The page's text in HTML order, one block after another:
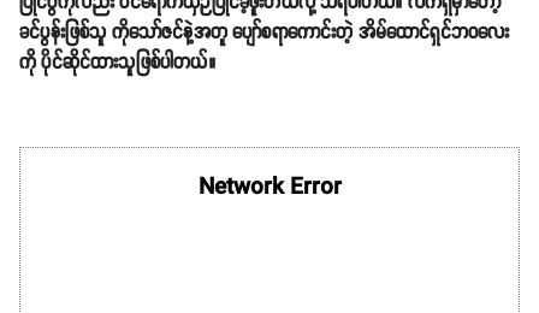
ခင်ပွန်းဖြစ်သူ ကိုသော်ဇင်နဲ့အတူ ပျော်စရာကောင်းတဲ့ အိမ်ထောင်ရှင်ဘဝလေး
ကို ပိုင်ဆိုင်ထားသူဖြစ်ပါတယ်။